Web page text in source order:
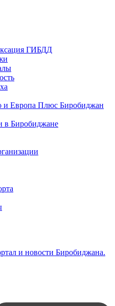
ГИБДД
и Европа Плюс Биробиджан
в Биробиджане